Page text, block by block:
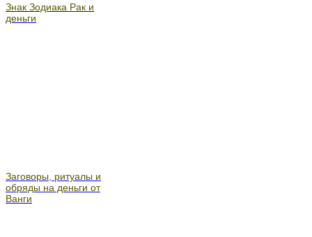
Знак Зодиака Рак и
деньги
Заговоры, ритуалы и
обряды на деньги от
Ванги